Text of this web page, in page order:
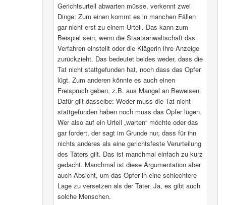
Gerichtsurteil abwarten müsse, verkennt zwei
Dinge: Zum einen kommt es in manchen Fällen
gar nicht erst zu einem Urteil. Das kann zum
Beispiel sein, wenn die Staatsanwaltschaft das
Verfahren einstellt oder die Klägerin ihre Anzeige
zurückzieht. Das bedeutet beides weder, dass die
Tat nicht stattgefunden hat, noch dass das Opfer
lügt. Zum anderen könnte es auch einen
Freispruch geben, z.B. aus Mangel an Beweisen.
Dafür gilt dasselbe: Weder muss die Tat nicht
stattgefunden haben noch muss das Opfer lügen.
Wer also auf ein Urteil „warten“ möchte oder das
gar fordert, der sagt im Grunde nur, dass für ihn
nichts anderes als eine gerichtsfeste Verurteilung
des Täters gilt. Das ist manchmal einfach zu kurz
gedacht. Manchmal ist diese Argumentation aber
auch Absicht, um das Opfer in eine schlechtere
Lage zu versetzen als der Täter. Ja, es gibt auch
solche Menschen.